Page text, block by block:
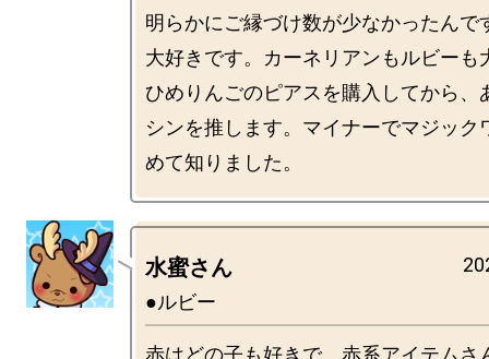
明らかにご縁づけ数が少なかったんで
大好きです。カーネリアンもルビーも
ひめりんごのピアスを購入してから、
シンを推します。マイナーでマジック
水蜜さん
●ルビー
赤はどの子も好きで、赤系アイテムさ